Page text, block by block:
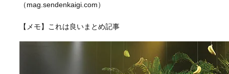
（mag.sendenkaigi.com）
【メモ】これは良いまとめ記事